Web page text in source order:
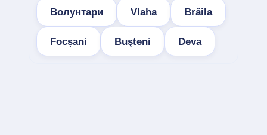
Волунтари Vlaha Brăila
Focșani Buşteni Deva